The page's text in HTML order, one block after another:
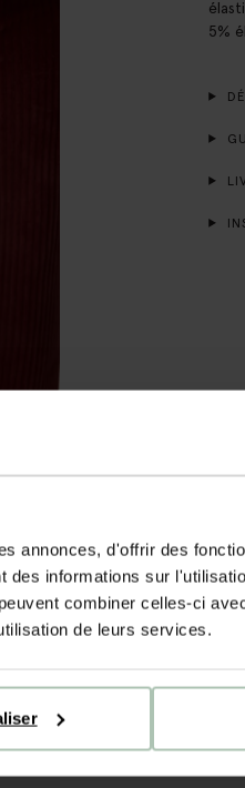
annonces, d'offrir des
informations sur
combiner celles-ci
de leurs services.
5%